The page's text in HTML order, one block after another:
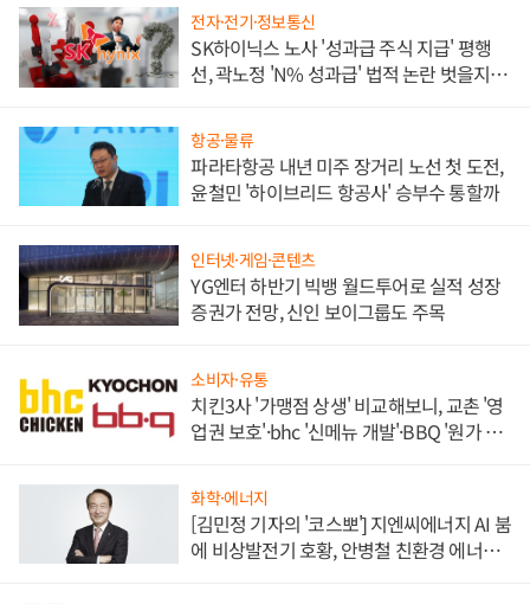
전자·전기·정보통신
SK하이닉스 노사 '성과급 주식 지급' 평행
선, 곽노정 'N% 성과급' 법적 논란 벗을지 주
항공·물류
파라타항공 내년 미주 장거리 노선 첫 도전,
윤철민 '하이브리드 항공사' 승부수 통할까
인터넷·게임·콘텐츠
YG엔터 하반기 빅뱅 월드투어로 실적 성장
증권가 전망, 신인 보이그룹도 주목
소비자·유통
치킨3사 '가맹점 상생' 비교해보니, 교촌 '영
업권 보호'·bhc '신메뉴 개발'·BBQ '원가 부
화학·에너지
[김민정 기자의 '코스뽀'] 지엔씨에너지 AI 붐
에 비상발전기 호황, 안병철 친환경 에너지